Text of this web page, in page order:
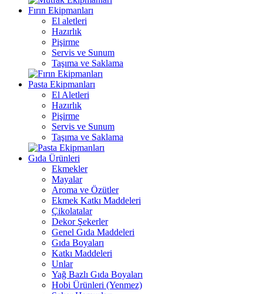
Fırın Ekipmanları
El aletleri
Hazırlık
Pişirme
Servis ve Sunum
Taşıma ve Saklama
Pasta Ekipmanları
El Aletleri
Hazırlık
Pişirme
Servis ve Sunum
Taşıma ve Saklama
Gıda Ürünleri
Ekmekler
Mayalar
Aroma ve Özütler
Ekmek Katkı Maddeleri
Çikolatalar
Dekor Şekerler
Genel Gıda Maddeleri
Gıda Boyaları
Katkı Maddeleri
Unlar
Yağ Bazlı Gıda Boyaları
Hobi Ürünleri (Yenmez)